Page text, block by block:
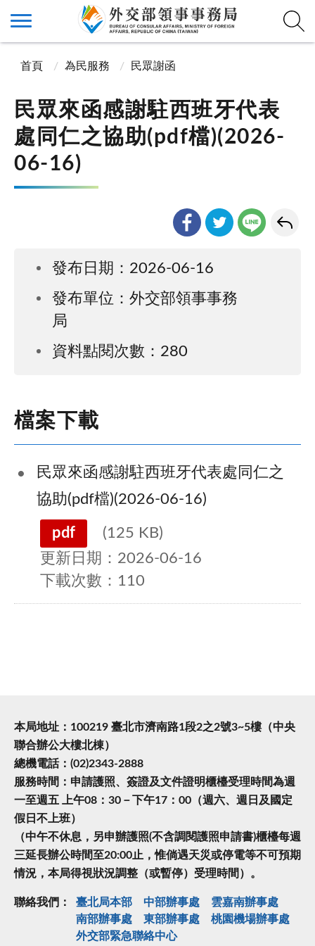
首頁 為民服務 民眾謝函
民眾來函感謝駐西班牙代表
處同仁之協助(pdf檔)(2026-
06-16)
發布日期：2026-06-16
發布單位：外交部領事事務
局
資料點閱次數：280
檔案下載
民眾來函感謝駐西班牙代表處同仁之
協助(pdf檔)(2026-06-16)
pdf
(125 KB)
更新日期：2026-06-16
下載次數：110
本局地址：100219 臺北市濟南路1段2之2號3~5樓（中央
聯合辦公大樓北棟）
總機電話：(02)2343-2888
服務時間：申請護照、簽證及文件證明櫃檯受理時間為週
一至週五 上午08：30－下午17：00（週六、週日及國定
假日不上班）
（中午不休息，另申辦護照(不含調閱護照申請書)櫃檯每週
三延長辦公時間至20:00止，惟倘遇天災或停電等不可預期
情況，本局得視狀況調整（或暫停）受理時間）。
聯絡我們： 臺北局本部 中部辦事處
雲嘉南辦事處
南部辦事處
東部辦事處
桃園機場辦事處
外交部緊急聯絡中⼼